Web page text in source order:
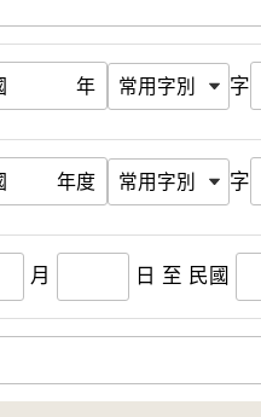
年 字
年度 字
月 日 至 民國